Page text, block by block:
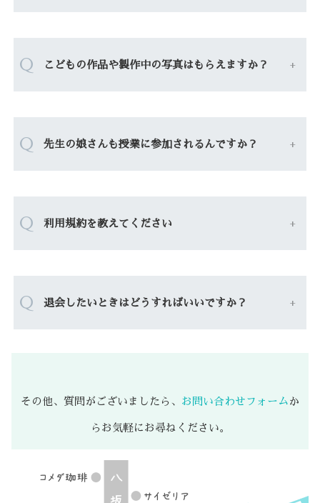
Q こどもの作品や製作中の写真はもらえますか？
Q 先生の娘さんも授業に参加されるんですか？
Q 利用規約を教えてください
Q 退会したいときはどうすればいいですか？
その他、質問がございましたら、 お問い合わせフォーム か
らお気軽にお尋ねください。